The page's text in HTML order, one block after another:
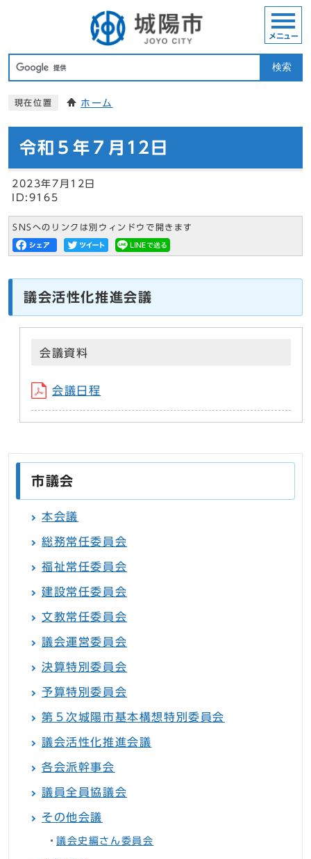
検索
メニュー
現在位置 ホーム
令和５年７月12日
2023年7月12日
ID:9165
SNSへのリンクは別ウィンドウで開きます
議会活性化推進会議
会議資料
会議日程
市議会
本会議
総務常任委員会
福祉常任委員会
建設常任委員会
文教常任委員会
議会運営委員会
決算特別委員会
予算特別委員会
第５次城陽市基本構想特別委員会
議会活性化推進会議
各会派幹事会
議員全員協議会
その他会議
議会史編さん委員会